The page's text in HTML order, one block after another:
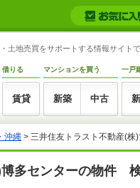
土地売買をサポートする情報サイト
借りる
賃貸
マンションを買う
新築 中古
一戸
沖縄 > 三井住友トラスト不動産(株
多センターの物件